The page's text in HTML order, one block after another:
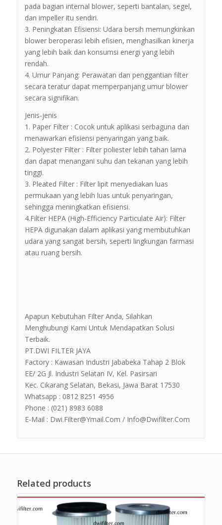
pada bagian internal blower, seperti bantalan, segel,
dan impeller itu sendiri.
3. Peningkatan Efisiensi: Udara bersih memungkinkan
blower beroperasi lebih efisien, menghasilkan kinerja
yang lebih baik dan konsumsi energi yang lebih
rendah.
4. Umur Panjang: Perawatan dan penggantian filter
secara teratur dapat memperpanjang umur blower
secara signifikan.
Jenis-jenis
1. Paper Filter : Cocok untuk aplikasi serbaguna dan
menawarkan efisiensi penyaringan yang baik.
2. Polyester Filter : Filter poliester lebih tahan lama
dan dapat menangani suhu dan tekanan yang lebih
tinggi.
3. Pleated Filter : Filter lipit menyediakan luas
permukaan yang lebih luas untuk penyaringan,
sehingga meningkatkan efisiensi.
4.Filter HEPA (High-Efficiency Particulate Air): Filter
HEPA digunakan dalam aplikasi yang membutuhkan
udara yang sangat bersih, seperti lingkungan farmasi
atau ruang bersih.
Apapun Kebutuhan Filter Anda, Silahkan
Menghubungi Kami Untuk Mendapatkan Solusi
Terbaik.
PT.DWI FILTER JAYA
Factory : Kawasan Industri Jababeka Tahap 2 Blok
EE/ 2G Jl. Industri Selatan IV, Kel. Pasirsari
Kec. Cikarang Selatan, Bekasi, Jawa Barat 17530
Whatsapp : 0812 8251 4956
Phone : (021) 8983 6088
E-Mail : Dwi.Filter@Ymail.Com / Info@Dwifilter.Com
Related products